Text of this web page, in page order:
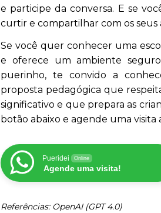
e participe da conversa. E se
curtir e compartilhar com os seus
Se você quer conhecer uma
e oferece um ambiente
puerinho, te convido a
proposta pedagógica que
significativo e que prepara as
botão abaixo e agende uma visita
Pueridei Online
Agende uma visita!
Referências: OpenAI (GPT 4.0)